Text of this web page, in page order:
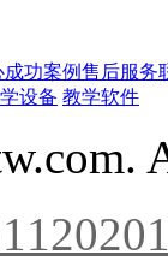
成功案例售后服务
设备 教学软件